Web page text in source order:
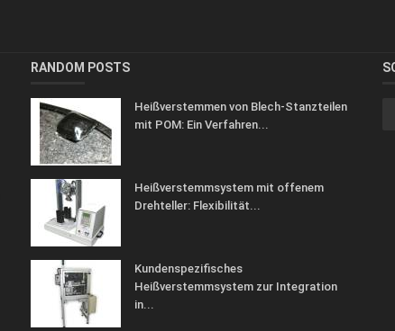
RANDOM POSTS
Heißverstemmen von Blech-Stanzteilen
mit POM: Ein Verfahren...
Heißverstemmsystem mit offenem
Drehteller: Flexibilität...
Kundenspezifisches
Heißverstemmsystem zur Integration
in...